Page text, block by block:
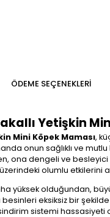
ÖDEME SEÇENEKLERI
Yetişkin
Mini Köpek Maması,
onun sağlıklı ve
ona dengeli ve besleyici
olumlu etkilerini
yüksek olduğundan,
eksiksiz bir
sistemi